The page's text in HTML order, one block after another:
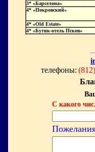
3* «Барселона»
4* «Покровский»
4* «Old Estate»
4* «Бутик-отель Псков»
телефоны:
С какого